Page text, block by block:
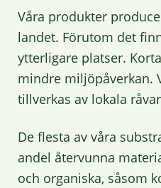
Våra produkter
landet. Förutom det
ytterligare platser.
mindre miljöpåverkan.
tillverkas av lokala
De flesta av våra
andel återvunna
och organiska, såsom